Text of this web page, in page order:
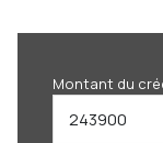
Montant du